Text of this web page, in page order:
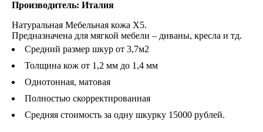
Производитель: Италия
Натуральная Мебельная кожа X5.
Предназначена для мягкой мебели – диваны, кресла и тд.
Средний размер шкур от 3,7м2
Толщина кож от 1,2 мм до 1,4 мм
Однотонная, матовая
Полностью скорректированная
Средняя стоимость за одну шкурку 15000 рублей.